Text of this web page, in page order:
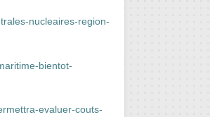
nucleaires-region-
bientot-
evaluer-couts-